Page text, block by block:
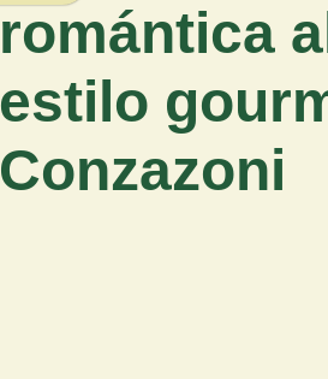
romántica
estilo
Conzazoni